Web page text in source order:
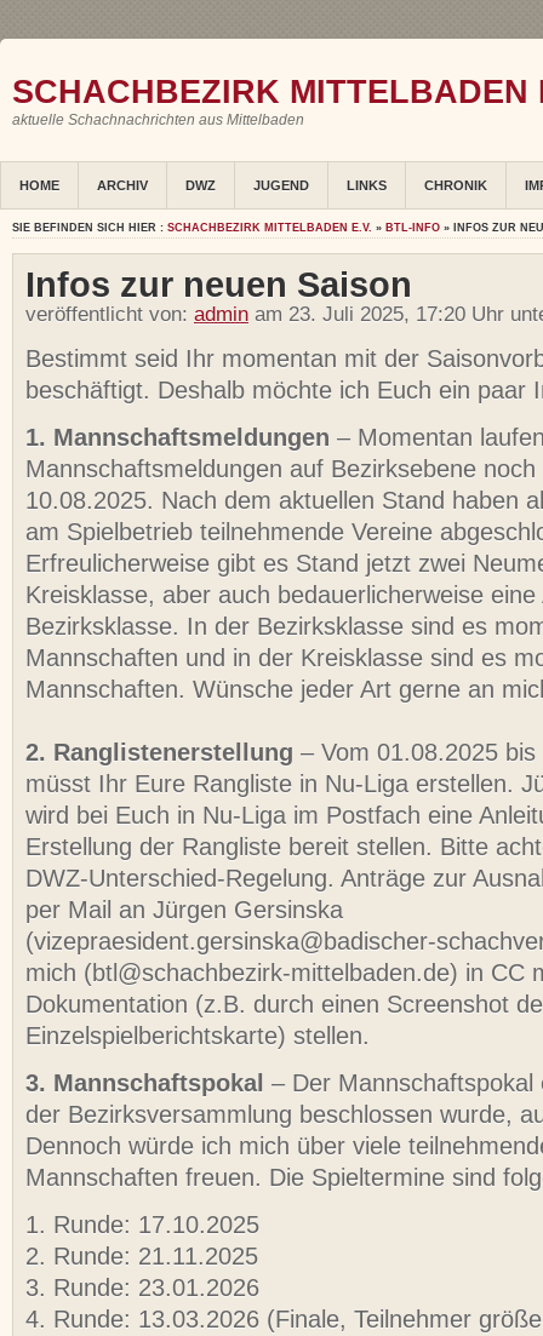
SCHACHBEZIRK MITTELBADEN
aktuelle Schachnachrichten aus Mittelbaden
HOME ARCHIV DWZ JUGEND LINKS CHRONIK
SIE BEFINDEN SICH HIER : SCHACHBEZIRK MITTELBADEN E.V. » BTL-INFO » INFOS ZUR
Infos zur neuen Saison
veröffentlicht von: admin am 23. Juli 2025, 17:20 Uhr
Bestimmt seid Ihr momentan mit der
beschäftigt. Deshalb möchte ich Euch ein paar
1. Mannschaftsmeldungen – Momentan
Mannschaftsmeldungen auf Bezirksebene noch
10.08.2025. Nach dem aktuellen Stand haben
am Spielbetrieb teilnehmende Vereine
Erfreulicherweise gibt es Stand jetzt zwei
Kreisklasse, aber auch bedauerlicherweise
Bezirksklasse. In der Bezirksklasse sind es
Mannschaften und in der Kreisklasse sind es
Mannschaften. Wünsche jeder Art gerne an
2. Ranglistenerstellung – Vom 01.08.2025
müsst Ihr Eure Rangliste in Nu-Liga erstellen.
wird bei Euch in Nu-Liga im Postfach eine
Erstellung der Rangliste bereit stellen. Bitte
DWZ-Unterschied-Regelung. Anträge zur
per Mail an Jürgen Gersinska
(vizepraesident.gersinska@badischer-
mich (btl@schachbezirk-mittelbaden.de) in CC
Dokumentation (z.B. durch einen Screenshot
Einzelspielberichtskarte) stellen.
3. Mannschaftspokal – Der Mannschaftspokal
der Bezirksversammlung beschlossen wurde,
Dennoch würde ich mich über viele
Mannschaften freuen. Die Spieltermine sind
1. Runde: 17.10.2025
2. Runde: 21.11.2025
3. Runde: 23.01.2026
4. Runde: 13.03.2026 (Finale, Teilnehmer